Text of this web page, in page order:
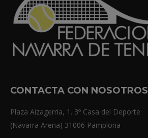
CONTACTA CON NOSOTROS
Plaza Aizagerria, 1. 3º Casa del Deporte
(Navarra Arena) 31006 Pamplona